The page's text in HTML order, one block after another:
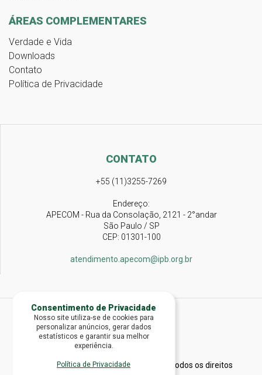
ÁREAS COMPLEMENTARES
Verdade e Vida
Downloads
Contato
Política de Privacidade
CONTATO
+55 (11)3255-7269
Endereço:
APECOM - Rua da Consolação, 2121 - 2°andar
São Paulo / SP
CEP: 01301-100
atendimento.apecom@ipb.org.br
2026 © Igreja Presbiteriana do Brasil - Todos os direitos
Consentimento de Privacidade
Nosso site utiliza-se de cookies para
personalizar anúncios, gerar dados
estatísticos e garantir sua melhor
experiência.
Política de Privacidade